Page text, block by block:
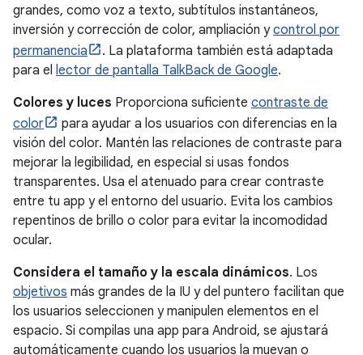
grandes, como voz a texto, subtítulos instantáneos,
inversión y corrección de color, ampliación ycontrol por
permanencia
. La plataforma también está adaptada
para el lector de pantalla TalkBack de Google.
Colores y luces Proporciona suficiente contraste de
color
para ayudar a los usuarios con diferencias en la
visión del color. Mantén las relaciones de contraste para
mejorar la legibilidad, en especial si usas fondos
transparentes. Usa el atenuado para crear contraste
entre tu app y el entorno del usuario. Evita los cambios
repentinos de brillo o color para evitar la incomodidad
ocular.
Considera el tamaño y la escala dinámicos. Los
objetivos más grandes de la IU y del puntero facilitan que
los usuarios seleccionen y manipulen elementos en el
espacio. Si compilas una app para Android, se ajustará
automáticamente cuando los usuarios la muevan o